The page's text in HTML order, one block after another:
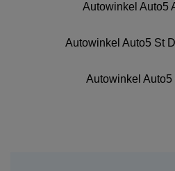
Autowinkel Auto5
Autowinkel Auto5 St
Autowinkel Auto5